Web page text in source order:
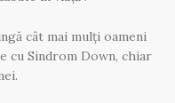
cât mai mulți oameni
cu Sindrom Down, chiar